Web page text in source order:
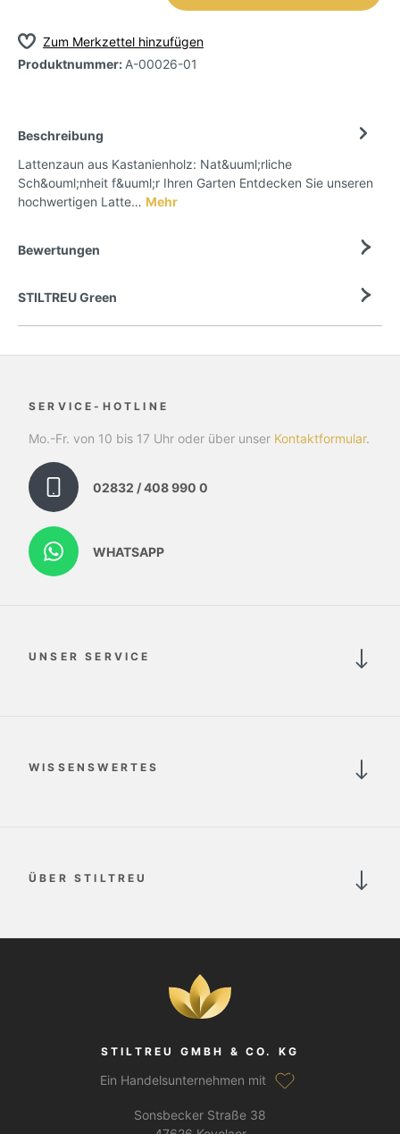
Zum Merkzettel hinzufügen
Produktnummer:A-00026-01
Beschreibung
Lattenzaun aus Kastanienholz: Nat&uuml;rliche
Sch&ouml;nheit f&uuml;r Ihren Garten Entdecken Sie unseren
hochwertigen Latte… Mehr
Bewertungen
STILTREU Green
SERVICE-HOTLINE
Mo.-Fr. von 10 bis 17 Uhr oder über unser Kontaktformular.
02832 / 408 990 0
WHATSAPP
UNSER SERVICE
WISSENSWERTES
ÜBER STILTREU
STILTREU GMBH & CO. KG
Ein Handelsunternehmen mit
Sonsbecker Straße 38